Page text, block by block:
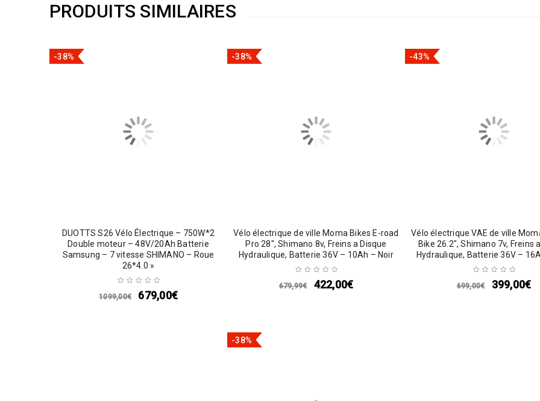
PRODUITS SIMILAIRES
-38%
DUOTTS S26 Vélo Électrique – 750W*2
Double moteur – 48V/20Ah Batterie
Samsung – 7 vitesse SHIMANO – Roue
26*4.0 »
1099,00€ 679,00€
-38%
Vélo électrique de ville Moma Bikes E-road
Pro 28″, Shimano 8v, Freins a Disque
Hydraulique, Batterie 36V – 10Ah – Noir
679,99€ 422,00€
-43%
Vélo électrique VAE de ville
Bike 26.2″, Shimano 7v, Freins
Hydraulique, Batterie 36V –
699,00€ 399,00€
-38%